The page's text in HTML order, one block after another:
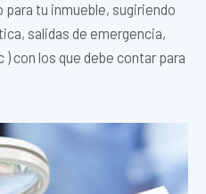
tu inmueble, sugiriendo
salidas de emergencia,
con los que debe contar para